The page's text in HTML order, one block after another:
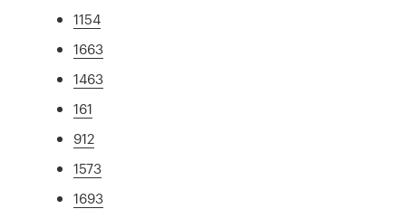
1154
1663
1463
161
912
1573
1693